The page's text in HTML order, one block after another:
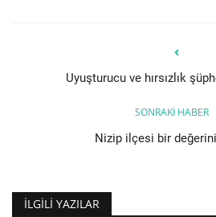
Uyuşturucu ve hırsızlık
SONRAKI HABER
Nizip ilçesi bir
İLGILI YAZILAR